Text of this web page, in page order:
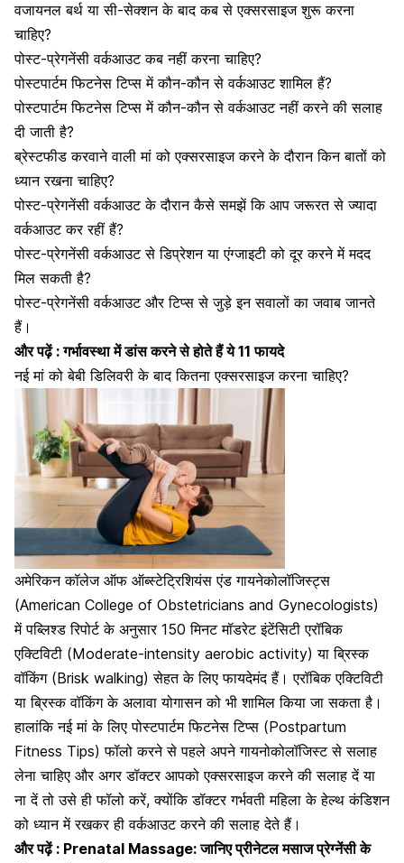
वजायनल बर्थ या सी-सेक्शन के बाद कब से एक्सरसाइज शुरू करना
चाहिए?
पोस्ट-प्रेगनेंसी वर्कआउट कब नहीं करना चाहिए?
पोस्टपार्टम फिटनेस टिप्स में कौन-कौन से वर्कआउट शामिल हैं?
पोस्टपार्टम फिटनेस टिप्स में कौन-कौन से वर्कआउट नहीं करने की सलाह
दी जाती है?
ब्रेस्टफीड करवाने वाली मां को एक्सरसाइज करने के दौरान किन बातों को
ध्यान रखना चाहिए?
पोस्ट-प्रेगनेंसी वर्कआउट के दौरान कैसे समझें कि आप जरूरत से ज्यादा
वर्कआउट कर रहीं हैं?
पोस्ट-प्रेगनेंसी वर्कआउट से डिप्रेशन या एंग्जाइटी को दूर करने में मदद
मिल सकती है?
पोस्ट-प्रेगनेंसी वर्कआउट और टिप्स से जुड़े इन सवालों का जवाब जानते
हैं।
और पढ़ें :गर्भावस्था में डांस करने से होते हैं ये 11 फायदे
नई मां को बेबी डिलिवरी के बाद कितना एक्सरसाइज करना चाहिए?
अमेरिकन कॉलेज ऑफ ऑब्स्टेट्रिशियंस एंड गायनेकोलॉजिस्ट्स
(American College of Obstetricians and Gynecologists)
में पब्लिश्ड रिपोर्ट के अनुसार 150 मिनट मॉडरेट इंटेंसिटी एरॉबिक
एक्टिविटी (Moderate-intensity aerobic activity) या ब्रिस्क
वॉकिंग(Brisk walking) सेहत के लिए फायदेमंद हैं। एरॉबिक एक्टिविटी
या ब्रिस्क वॉकिंग के अलावा योगासन को भी शामिल किया जा सकता है।
हालांकि नई मां के लिए पोस्टपार्टम फिटनेस टिप्स (Postpartum
Fitness Tips) फॉलो करने से पहले अपने गायनोकोलॉजिस्ट से सलाह
लेना चाहिए और अगर डॉक्टर आपको एक्सरसाइज करने की सलाह दें या
ना दें तो उसे ही फॉलो करें, क्योंकि डॉक्टरगर्भवती महिला के हेल्थ कंडिशन
को ध्यान में रखकर ही वर्कआउट करने की सलाह देते हैं।
और पढ़ें : Prenatal Massage: जानिए प्रीनेटल मसाज प्रेग्नेंसी के